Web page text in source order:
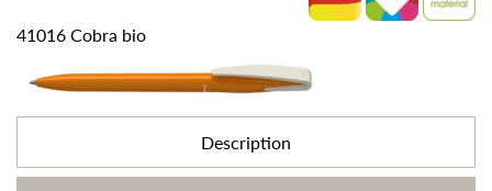
41016 Cobra bio
Description